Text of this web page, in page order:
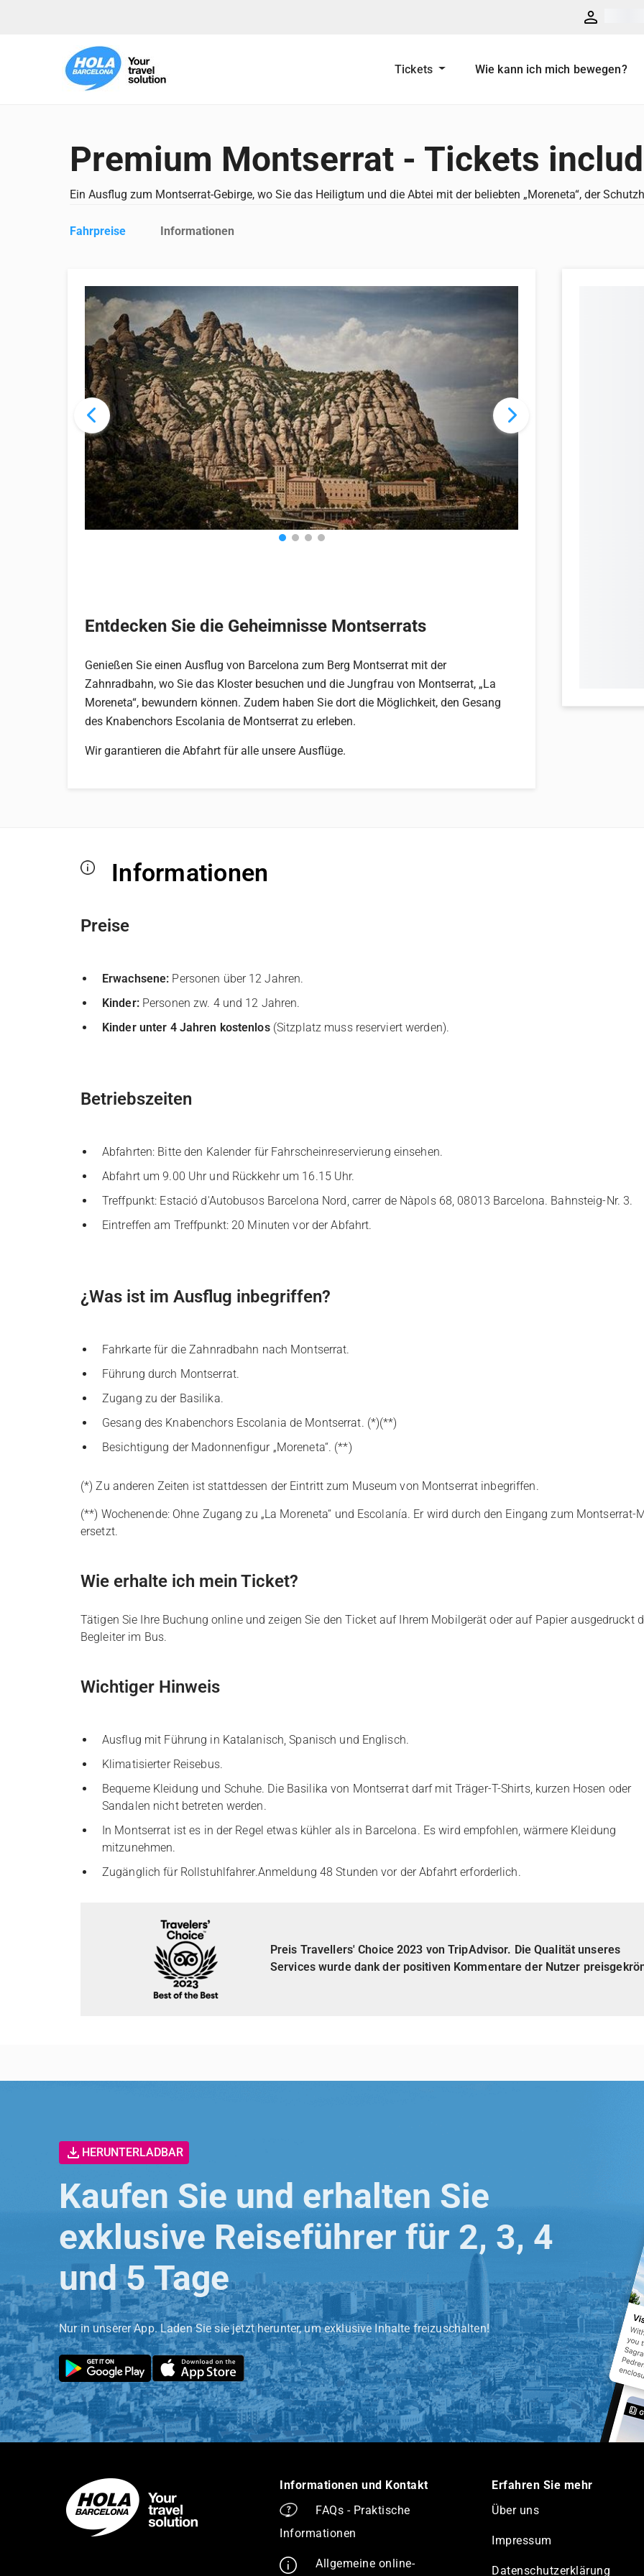
Tickets Wie kann ich mich bewegen?
Premium Montserrat - Tickets
Ein Ausflug zum Montserrat-Gebirge, wo Sie das Heiligtum und die Abtei mit der beliebten „Moreneta“, der
Fahrpreise Informationen
Entdecken Sie die Geheimnisse Montserrats
Genießen Sie einen Ausflug von Barcelona zum Berg Montserrat mit der
Zahnradbahn, wo Sie das Kloster besuchen und die Jungfrau von Montserrat, „La
Moreneta“, bewundern können. Zudem haben Sie dort die Möglichkeit, den Gesang
des Knabenchors Escolania de Montserrat zu erleben.
Wir garantieren die Abfahrt für alle unsere Ausflüge.
Informationen
Preise
Erwachsene: Personen über 12 Jahren.
Kinder: Personen zw. 4 und 12 Jahren.
Kinder unter 4 Jahren kostenlos(Sitzplatz muss reserviert werden).
Betriebszeiten
Abfahrten: Bitte den Kalender für Fahrscheinreservierung einsehen.
Abfahrt um 9.00 Uhr und Rückkehr um 16.15 Uhr.
Treffpunkt: Estació d'Autobusos Barcelona Nord, carrer de Nàpols 68, 08013 Barcelona. Bahnsteig-Nr. 3.
Eintreffen am Treffpunkt: 20 Minuten vor der Abfahrt.
¿Was ist im Ausflug inbegriffen?
Fahrkarte für die Zahnradbahn nach Montserrat.
Führung durch Montserrat.
Zugang zu der Basilika.
Gesang des Knabenchors Escolania de Montserrat. (*)(**)
Besichtigung der Madonnenfigur „Moreneta“. (**)
(*) Zu anderen Zeiten ist stattdessen der Eintritt zum Museum von Montserrat inbegriffen.
(**) Wochenende: Ohne Zugang zu „La Moreneta“ und Escolanía. Er wird durch den Eingang zum Montserrat-
ersetzt.
Wie erhalte ich mein Ticket?
Tätigen Sie Ihre Buchung online und zeigen Sie den Ticket auf Ihrem Mobilgerät oder auf Papier ausgedruckt
Begleiter im Bus.
Wichtiger Hinweis
Ausflug mit Führung in Katalanisch, Spanisch und Englisch.
Klimatisierter Reisebus.
Bequeme Kleidung und Schuhe. Die Basilika von Montserrat darf mit Träger-T-Shirts, kurzen Hosen oder
Sandalen nicht betreten werden.
In Montserrat ist es in der Regel etwas kühler als in Barcelona. Es wird empfohlen, wärmere Kleidung
mitzunehmen.
Zugänglich für Rollstuhlfahrer.Anmeldung 48 Stunden vor der Abfahrt erforderlich.
Preis Travellers' Choice 2023 von TripAdvisor. Die Qualität unseres
Services wurde dank der positiven Kommentare der Nutzer
HERUNTERLADBAR
Kaufen Sie und erhalten Sie
exklusive Reiseführer für 2, 3, 4
und 5 Tage
Nur in unserer App. Laden Sie sie jetzt herunter, um exklusive Inhalte freizuschalten!
Informationen und Kontakt
FAQs - Praktische
Informationen
Allgemeine online-
Erfahren Sie mehr
Über uns
Impressum
Datenschutzerklärung